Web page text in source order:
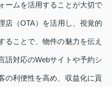
ームを活用することが大切で
店（OTA）を活用し、視覚的
ることで、物件の魅力を伝え
語対応のWebサイトや予約シ
の利便性を高め、収益化に貢